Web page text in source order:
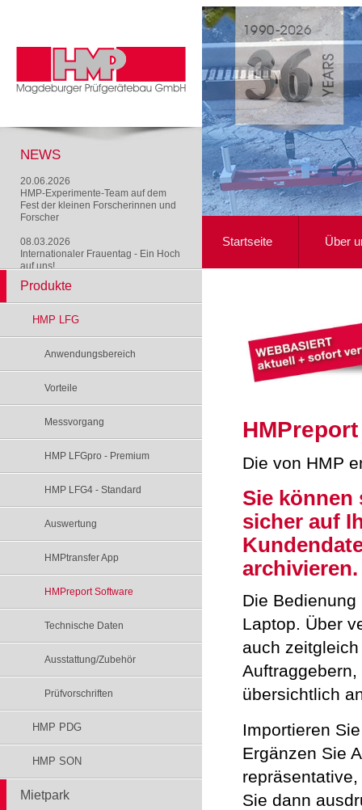
NEWS
20.06.2026
HMP-Experimente-Team auf dem
Fest der kleinen Forscherinnen und
Forscher
08.03.2026
Internationaler Frauentag - Ein Hoch
auf uns!
Startseite Über
Produkte
HMP LFG
Anwendungsbereich
Vorteile
Messvorgang
HMP LFGpro - Premium
HMP LFG4 - Standard
Auswertung
HMPtransfer App
HMPreport Software
Technische Daten
Ausstattung/Zubehör
Prüfvorschriften
HMP PDG
HMP SON
Mietpark
Die von HMP
Sie
sicher auf
archivieren.
Die
Laptop. Über
auch
übersichtlich
Importieren
Ergänzen Sie
Sie dann